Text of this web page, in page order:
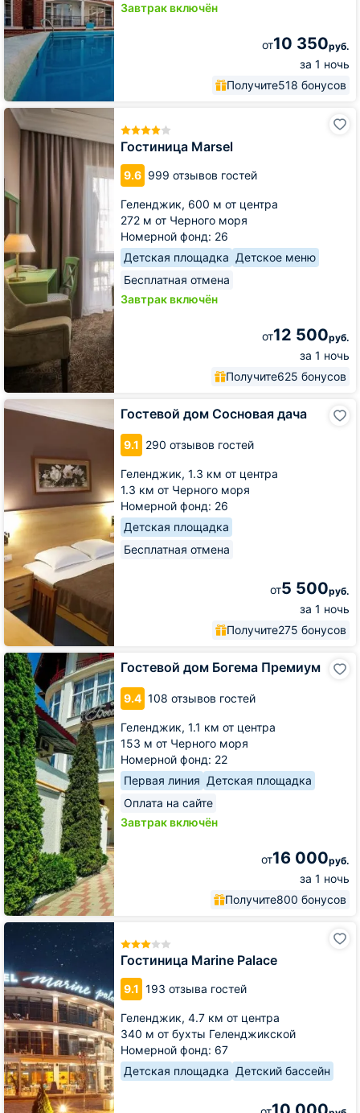
Завтрак включён
от10 350руб.
за 1 ночь
Получите518 бонусов
Гостиница Marsel
9.6 999 отзывов гостей
Геленджик, 600 м от центра
272 м от Черного моря
Номерной фонд: 26
Детская площадка Детское меню
Бесплатная отмена
Завтрак включён
от12 500руб.
за 1 ночь
Получите625 бонусов
Гостиница
Marsel
Гостевой дом Сосновая дача
9.1 290 отзывов гостей
Геленджик, 1.3 км от центра
1.3 км от Черного моря
Номерной фонд: 26
Детская площадка
Бесплатная отмена
от5 500руб.
за 1 ночь
Получите275 бонусов
Гостевой
Гостевой дом Богема Премиум
9.4 108 отзывов гостей
Геленджик, 1.1 км от центра
153 м от Черного моря
Номерной фонд: 22
Первая линия Детская площадка
Оплата на сайте
Завтрак включён
от16 000руб.
за 1 ночь
Получите800 бонусов
Гостевой
дом
Богема
Премиум
Гостиница Marine Palace
9.1 193 отзыва гостей
Геленджик, 4.7 км от центра
340 м от бухты Геленджикской
Номерной фонд: 67
Детская площадка Детский бассейн
Гостиница
Palace